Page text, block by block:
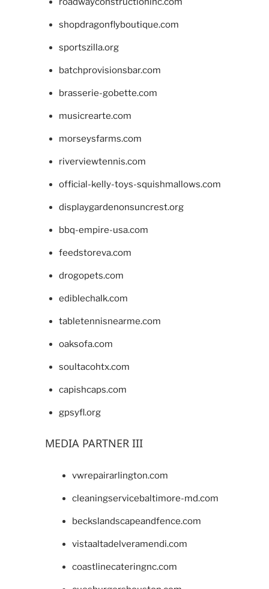
shopdragonflyboutique.com
sportszilla.org
batchprovisionsbar.com
brasserie-gobette.com
musicrearte.com
morseysfarms.com
riverviewtennis.com
official-kelly-toys-squishmallows.com
displaygardenonsuncrest.org
bbq-empire-usa.com
feedstoreva.com
drogopets.com
ediblechalk.com
tabletennisnearme.com
oaksofa.com
soultacohtx.com
capishcaps.com
gpsyfl.org
MEDIA PARTNER III
vwrepairarlington.com
cleaningservicebaltimore-md.com
beckslandscapeandfence.com
vistaaltadelveramendi.com
coastlinecateringnc.com